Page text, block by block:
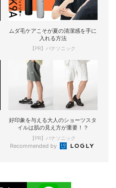
ムダ毛ケアこそが夏の清潔感を手に
入れる方法
【PR】パナソニック
好印象を与える大人のショーツスタ
イルは肌の見え方が重要！？
【PR】パナソニック
Recommended by